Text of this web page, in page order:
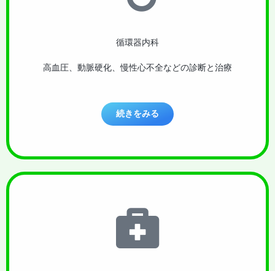
循環器内科
高血圧、動脈硬化、慢性心不全などの診断と治療
続きをみる